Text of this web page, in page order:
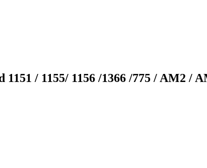
1151 / 1155/ 1156 /1366 /775 / AM2 /